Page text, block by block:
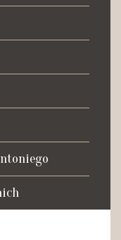
muzealnej:
406
0010